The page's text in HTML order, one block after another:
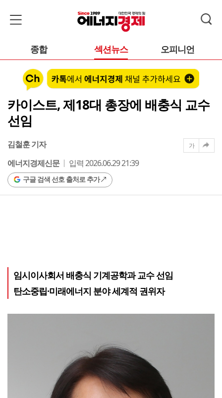
종합 섹션뉴스 오피니언
카이스트, 제18대 총장에 배충식 교수
선임
김철훈 기자
에너지경제신문
입력 2026.06.29 21:39
구글 검색 선호 출처로 추가
가
임시이사회서 배충식 기계공학과 교수 선임
탄소중립·미래에너지 분야 세계적 권위자